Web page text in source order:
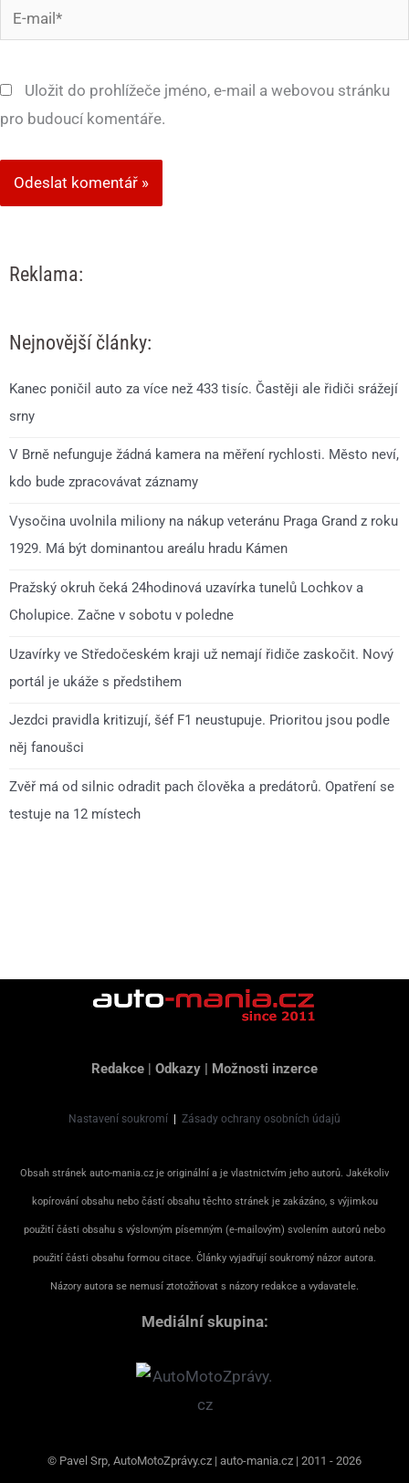
mail*
Uložit do prohlížeče jméno, e-mail a webovou stránku
pro budoucí komentáře.
Reklama:
Nejnovější články:
Kanec poničil auto za více než 433 tisíc. Častěji ale řidiči srážejí
srny
V Brně nefunguje žádná kamera na měření rychlosti. Město neví,
kdo bude zpracovávat záznamy
Vysočina uvolnila miliony na nákup veteránu Praga Grand z roku
1929. Má být dominantou areálu hradu Kámen
Pražský okruh čeká 24hodinová uzavírka tunelů Lochkov a
Cholupice. Začne v sobotu v poledne
Uzavírky ve Středočeském kraji už nemají řidiče zaskočit. Nový
portál je ukáže s předstihem
Jezdci pravidla kritizují, šéf F1 neustupuje. Prioritou jsou podle
něj fanoušci
Zvěř má od silnic odradit pach člověka a predátorů. Opatření se
testuje na 12 místech
Redakce | Odkazy | Možnosti inzerce
Nastavení soukromí Zásady ochrany osobních údajů
Obsah stránek auto-mania.cz je originální a je vlastnictvím jeho autorů. Jakékoliv
kopírování obsahu nebo částí obsahu těchto stránek je zakázáno, s výjimkou
použití části obsahu s výslovným písemným (e-mailovým) svolením autorů nebo
použití části obsahu formou citace. Články vyjadřují soukromý názor autora.
Názory autora se nemusí ztotožňovat s názory redakce a vydavatele.
Mediální skupina:
© Pavel Srp, AutoMotoZprávy.cz | auto-mania.cz | 2011 - 2026